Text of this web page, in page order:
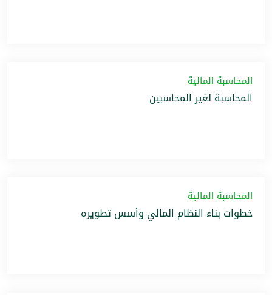
المحاسبة المالية
المحاسبة لغير المحاسبين
المحاسبة المالية
خطوات بناء النظام المالي وأسس تطويره